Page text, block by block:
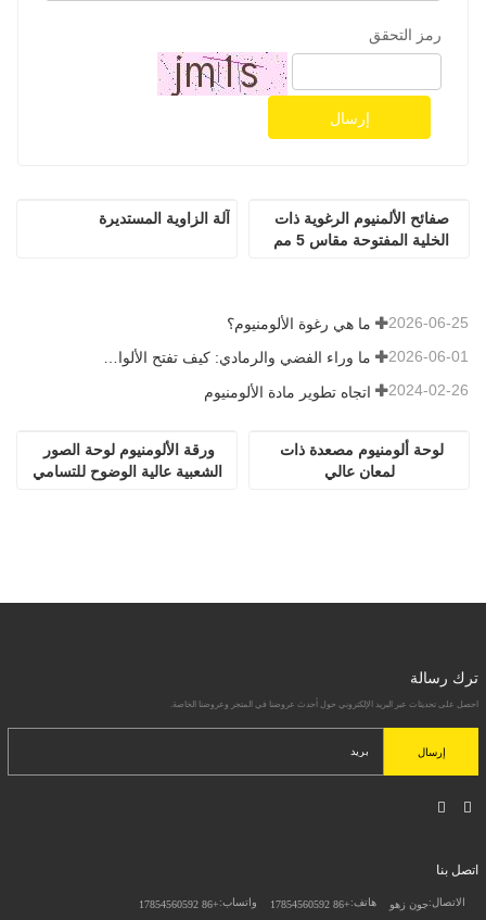
رمز التحقق
إرسال
آلة الزاوية المستديرة
ما هي رغوة الألومنيوم؟ 2026-06-25
ما وراء الفضي والرمادي: كيف تفتح الألوان المخصصة إمكانيات لا حصر لها لرغوة الألومنيوم 2026-06-01
اتجاه تطوير مادة الألومنيوم 2024-02-26
الشعبية عالية الوضوح للتسامي
لمعان عالي
ترك رسالة
احصل على تحديثات عبر البريد الإلكتروني حول أحدث عروضنا في المتجر وعروضنا الخاصة.
إرسال
اتصل بنا
الاتصال:جون زهو هاتف:+86 17854560592 واتساب:+86 17854560592